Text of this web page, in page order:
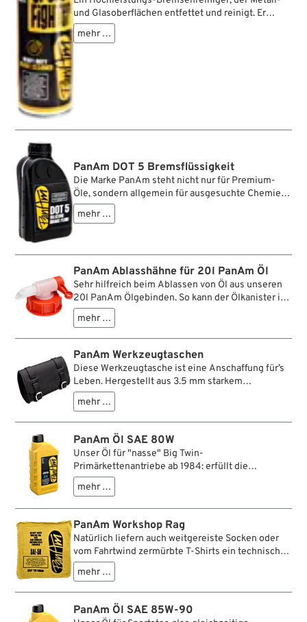
und Glasoberflächen entfettet und reinigt. Er
beseitigt Öl, Fett, Harze, Teer, Wachs, Staub und
sonstige Verschmutzungen - schnell und
mehr …
PanAm DOT 5 Bremsflüssigkeit
Die Marke PanAm steht nicht nur für Premium-
Öle, sondern allgemein für ausgesuchte Chemie
für die Harley-Davidson. Bremsflüssigkeit der
Spezifikation DOT 5 ist auf Silikonbasis. Sie ist
Bremssystem. Auch wenn DOT 5 Bremsflüssigkeit
nicht hygroskopisch ist, empfiehlt Harley-
Davidson den regelmäßigen Wechsel. Die
Intervalle stehen im Handbuch.
mehr …
PanAm Ablasshähne für 20l PanAm Öl
Sehr hilfreich beim Ablassen von Öl aus unseren
20l PanAm Ölgebinden. So kann der Ölkanister im
Regal liegen und durch den Ablasshahn kann man
bequem und kontrolliert die gewünschte Menge Öl
in ein geeignetes Behältnis ablassen.
mehr …
PanAm Werkzeugtaschen
Diese Werkzeugtasche ist eine Anschaffung für’s
Leben. Hergestellt aus 3.5 mm starkem
Rindsleder, das an stark beanspruchten Stellen
obendrein gedoppelt ist. Zwei umlaufende Gürtel
und zwei Befestigungsriemen mit stabilen,
verchromten Schnallen halten die Tasche sicher
an ihrem Platz, auch wenn sie randvoll ist.
Hergestellt in bester deutscher Sattlertradition.
mehr …
PanAm Öl SAE 80W
Unser Öl für "nasse" Big Twin-
Primärkettenantriebe ab 1984: erfüllt die
Spezifikation API GL-4, ist also Hochleistungsöl.
mehr …
PanAm Workshop Rag
Natürlich liefern auch weitgereiste Socken oder
vom Fahrtwind zermürbte T-Shirts ein technisch
zufriedenstellendes Wisch- und Wiener-Erlebnis,
aber weil man ja auch ein auserwähltes, jahrelang
verschöntes Zweirad einer runtergenudelten
Bratze vorzieht, haben wir unser dekoratives Know
How in diese PanAm-Tücher gesteckt. Für
mehr …
PanAm Öl SAE 85W-90